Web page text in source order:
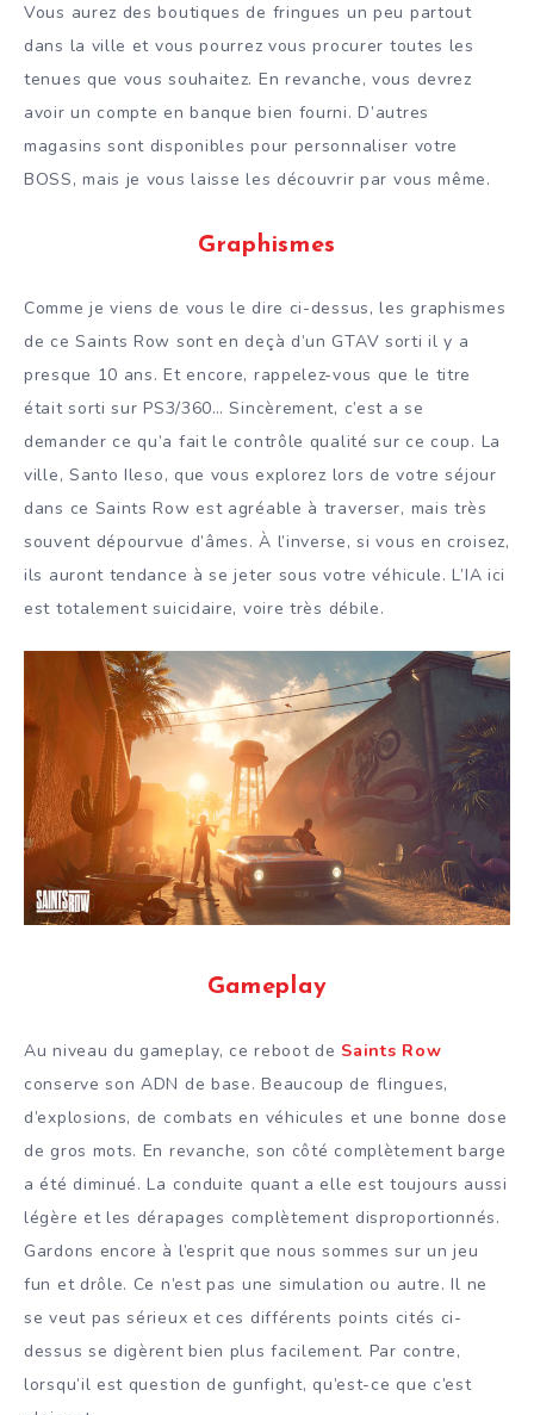
Vous aurez des boutiques de fringues un peu partout
dans la ville et vous pourrez vous procurer toutes les
tenues que vous souhaitez. En revanche, vous devrez
avoir un compte en banque bien fourni. D’autres
magasins sont disponibles pour personnaliser votre
BOSS, mais je vous laisse les découvrir par vous même.
Graphismes
Comme je viens de vous le dire ci-dessus, les graphismes
de ce Saints Row sont en deçà d’un GTAV sorti il y a
presque 10 ans. Et encore, rappelez-vous que le titre
était sorti sur PS3/360… Sincèrement, c’est a se
demander ce qu’a fait le contrôle qualité sur ce coup. La
ville, Santo Ileso, que vous explorez lors de votre séjour
dans ce Saints Row est agréable à traverser, mais très
souvent dépourvue d’âmes. À l’inverse, si vous en croisez,
ils auront tendance à se jeter sous votre véhicule. L’IA ici
est totalement suicidaire, voire très débile.
Gameplay
Au niveau du gameplay, ce reboot de Saints Row
conserve son ADN de base. Beaucoup de flingues,
d’explosions, de combats en véhicules et une bonne dose
de gros mots. En revanche, son côté complètement barge
a été diminué. La conduite quant a elle est toujours aussi
légère et les dérapages complètement disproportionnés.
Gardons encore à l’esprit que nous sommes sur un jeu
fun et drôle. Ce n’est pas une simulation ou autre. Il ne
se veut pas sérieux et ces différents points cités ci-
dessus se digèrent bien plus facilement. Par contre,
lorsqu’il est question de gunfight, qu’est-ce que c’est